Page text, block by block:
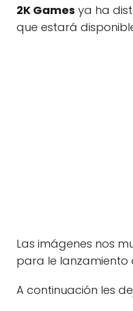
2K Games ya ha
que estará
Las imágenes nos
para le lanzamiento
A continuación les